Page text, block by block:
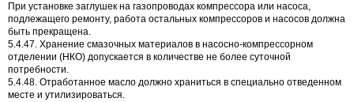
При установке заглушек на газопроводах компрессора или насоса,
подлежащего ремонту, работа остальных компрессоров и насосов должна
быть прекращена.
5.4.47. Хранение смазочных материалов в насосно-компрессорном
отделении (НКО) допускается в количестве не более суточной
потребности.
5.4.48. Отработанное масло должно храниться в специально отведенном
месте и утилизироваться.